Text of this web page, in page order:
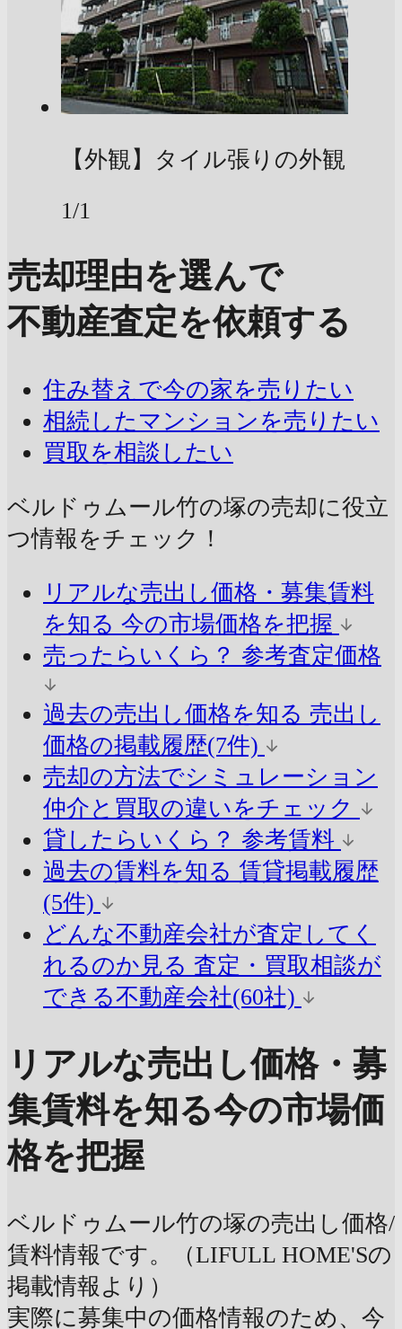
【外観】タイル張りの外観
1/1
売却理由を選んで
不動産査定を依頼する
住み替えで今の家を売りたい
相続したマンションを売りたい
買取を相談したい
ベルドゥムール竹の塚の売却に役立
つ情報をチェック！
リアルな売出し価格・募集賃料
を知る 今の市場価格を把握
売ったらいくら？ 参考査定価格
過去の売出し価格を知る 売出し
価格の掲載履歴(7件)
売却の方法でシミュレーション
仲介と買取の違いをチェック
貸したらいくら？ 参考賃料
過去の賃料を知る 賃貸掲載履歴
(5件)
どんな不動産会社が査定してく
れるのか見る 査定・買取相談が
できる不動産会社(60社)
リアルな売出し価格・募
集賃料を知る今の市場価
格を把握
ベルドゥムール竹の塚の売出し価格/
賃料情報です。（LIFULL HOME'Sの
掲載情報より）
実際に募集中の価格情報のため、今